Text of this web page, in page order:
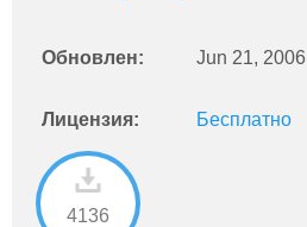
Обновлен: Jun 21, 2006
Лицензия: Бесплатно
4136